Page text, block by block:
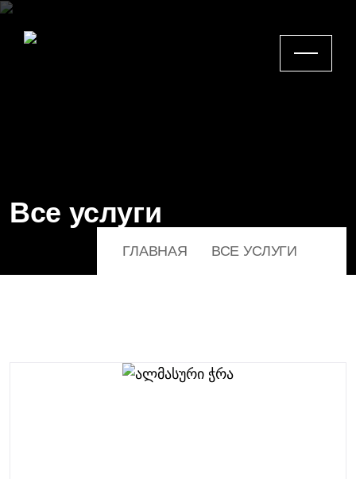
Все услуги
ГЛАВНАЯ ВСЕ УСЛУГИ